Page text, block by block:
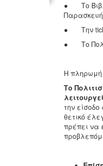
● Το
● Την
● Το
Η πληρωμή
Το
την
θετικό
πρέπει να